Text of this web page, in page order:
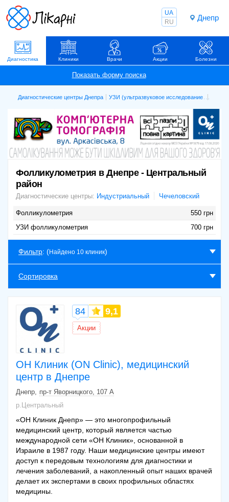
Днепр
UA
RU
Диагностика Клиники Врачи Акции Болезни
Диагностические центры Днепра УЗИ (ультразвуковое исследование)
Фолликулометрия в Днепре - Центральный
район
Диагностические центры: Индустриальный Чечеловский
Фолликулометрия
550 грн
УЗИ фолликулометрия
700 грн
Фильтр: (Найдено 10 клиник)
Сортировка
ОН Клиник (ON Clinic), медицинский
центр в Днепре
84 9,1
Акции
Днепр
пр-т Яворницкого, 107 А
р.Центральный
«ОН Клиник Днепр» — это многопрофильный
медицинский центр, который является частью
международной сети «ОН Клиник», основанной в
Израиле в 1987 году. Наши медицинские центры имеют
доступ к передовым технологиям для диагностики и
лечения заболеваний, а накопленный опыт наших врачей
делает их экспертами в своих профильных областях
медицины.